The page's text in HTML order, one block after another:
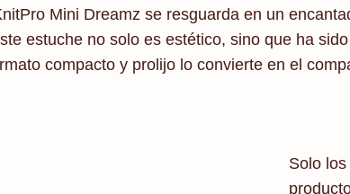
Mini Dreamz se resguarda en un
estuche no solo es estético, sino que ha
compacto y prolijo lo convierte en el
Solo